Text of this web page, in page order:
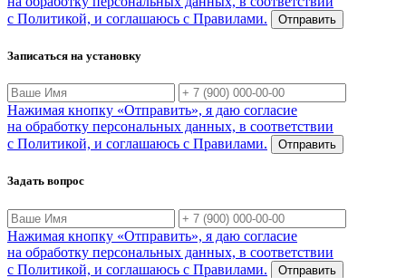
с Политикой, и соглашаюсь с Правилами.
Отправить
Записаться на установку
Нажимая кнопку «Отправить», я даю согласие
на обработку персональных данных, в соответствии
с Политикой, и соглашаюсь с Правилами.
Отправить
Задать вопрос
Нажимая кнопку «Отправить», я даю согласие
на обработку персональных данных, в соответствии
с Политикой, и соглашаюсь с Правилами.
Отправить